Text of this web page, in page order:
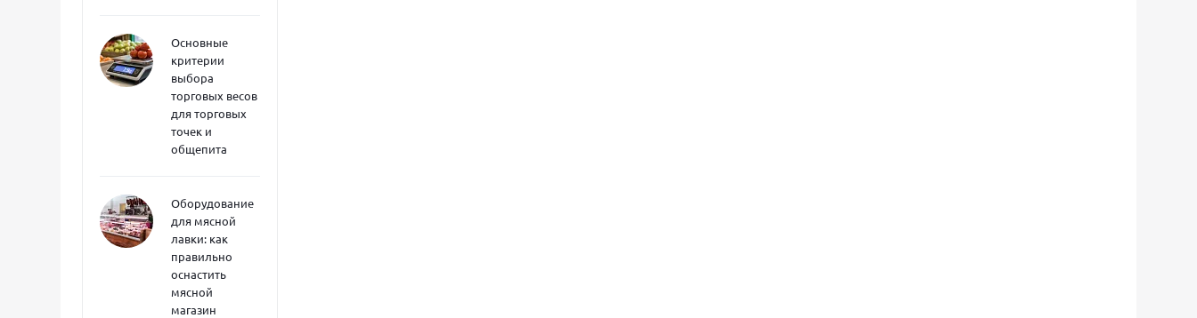
Основные
критерии
выбора
торговых весов
для торговых
точек и
общепита
Оборудование
для мясной
лавки: как
правильно
оснастить
мясной
магазин